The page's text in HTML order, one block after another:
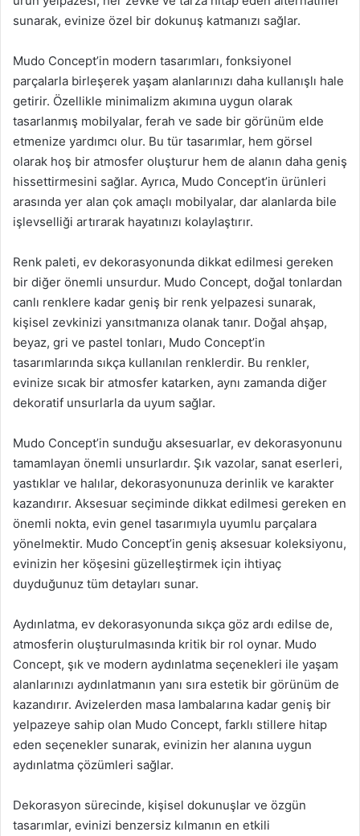
sunarak, evinize özel bir dokunuş katmanızı sağlar.
Mudo Concept’in modern tasarımları, fonksiyonel
parçalarla birleşerek yaşam alanlarınızı daha kullanışlı hale
getirir. Özellikle minimalizm akımına uygun olarak
tasarlanmış mobilyalar, ferah ve sade bir görünüm elde
etmenize yardımcı olur. Bu tür tasarımlar, hem görsel
olarak hoş bir atmosfer oluşturur hem de alanın daha geniş
hissettirmesini sağlar. Ayrıca, Mudo Concept’in ürünleri
arasında yer alan çok amaçlı mobilyalar, dar alanlarda bile
işlevselliği artırarak hayatınızı kolaylaştırır.
Renk paleti, ev dekorasyonunda dikkat edilmesi gereken
bir diğer önemli unsurdur. Mudo Concept, doğal tonlardan
canlı renklere kadar geniş bir renk yelpazesi sunarak,
kişisel zevkinizi yansıtmanıza olanak tanır. Doğal ahşap,
beyaz, gri ve pastel tonları, Mudo Concept’in
tasarımlarında sıkça kullanılan renklerdir. Bu renkler,
evinize sıcak bir atmosfer katarken, aynı zamanda diğer
dekoratif unsurlarla da uyum sağlar.
Mudo Concept’in sunduğu aksesuarlar, ev dekorasyonunu
tamamlayan önemli unsurlardır. Şık vazolar, sanat eserleri,
yastıklar ve halılar, dekorasyonunuza derinlik ve karakter
kazandırır. Aksesuar seçiminde dikkat edilmesi gereken en
önemli nokta, evin genel tasarımıyla uyumlu parçalara
yönelmektir. Mudo Concept’in geniş aksesuar koleksiyonu,
evinizin her köşesini güzelleştirmek için ihtiyaç
duyduğunuz tüm detayları sunar.
Aydınlatma, ev dekorasyonunda sıkça göz ardı edilse de,
atmosferin oluşturulmasında kritik bir rol oynar. Mudo
Concept, şık ve modern aydınlatma seçenekleri ile yaşam
alanlarınızı aydınlatmanın yanı sıra estetik bir görünüm de
kazandırır. Avizelerden masa lambalarına kadar geniş bir
yelpazeye sahip olan Mudo Concept, farklı stillere hitap
eden seçenekler sunarak, evinizin her alanına uygun
aydınlatma çözümleri sağlar.
Dekorasyon sürecinde, kişisel dokunuşlar ve özgün
tasarımlar, evinizi benzersiz kılmanın en etkili